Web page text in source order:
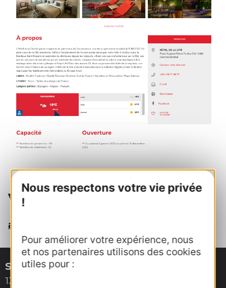
Nous respectons votre vie privée
!
Pour améliorer votre expérience, nous
et nos partenaires utilisons des cookies
utiles pour :
Votre contact au CRTL
anne.frances@crtoccitanie.fr
Site de Montpellier
132, boulevard Pénélope